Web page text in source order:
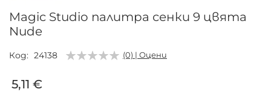
галерия
със
снимки
Magic Studio палитра сенки 9 цвята
Nude
Код 24138 (0) | Оцени
5,11 €